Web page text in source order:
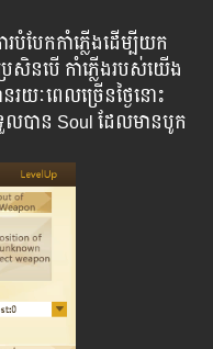
បំបែក​កាំភ្លើង​ដើម្បី​យក​
រសិនបើ កាំភ្លើងរបស់យើង
យៈពេលច្រើនថ្ងៃនោះ
ទួលបាន Soul ដែលមានបូក